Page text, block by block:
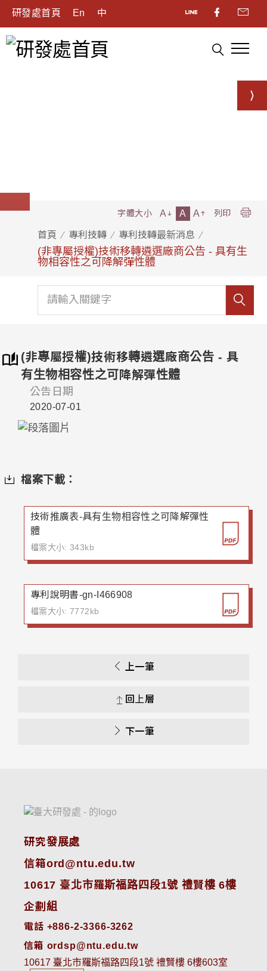
研發處首頁 En 中
首頁 專利技轉 專利技轉最新消息
(非專屬授權)技術移轉遴選廠商公告 - 具有生
物相容性之可降解彈性體
字體大小 A A A 列印
(非專屬授權)技術移轉遴選廠商公告 - 具
有生物相容性之可降解彈性體
公告日期
2020-07-01
檔案下載：
技術推廣表-具有生物相容性之可降解彈性
體
檔案大小: 343kb
專利說明書-gn-I466908
檔案大小: 7772kb
上一筆
回上層
下一筆
研究發展處
信箱ord@ntu.edu.tw
10617 臺北市羅斯福路四段1號 禮賢樓 6樓
企劃組
電話 +886-2-3366-3262
信箱 ordsp@ntu.edu.tw
10617 臺北市羅斯福路四段1號 禮賢樓 6樓603室